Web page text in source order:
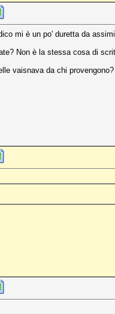
mi è un po' duretta da
Non è la stessa cosa di
vaisnava da chi provengono?